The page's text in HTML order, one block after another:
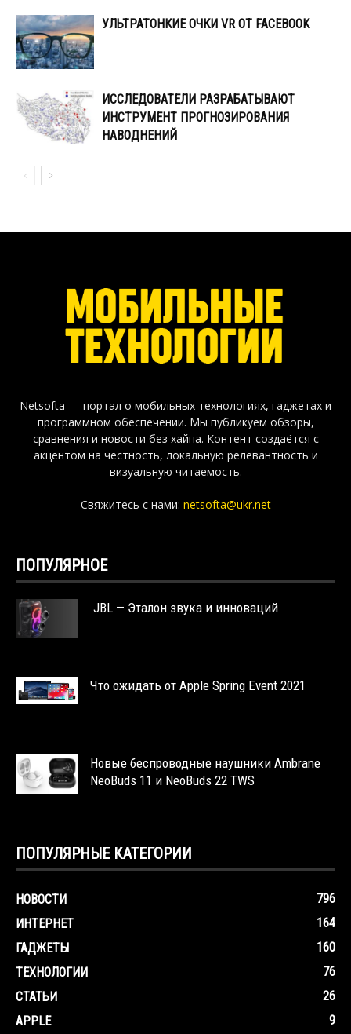
УЛЬТРАТОНКИЕ ОЧКИ VR ОТ FACEBOOK
ИССЛЕДОВАТЕЛИ РАЗРАБАТЫВАЮТ
ИНСТРУМЕНТ ПРОГНОЗИРОВАНИЯ
НАВОДНЕНИЙ
Netsofta — портал о мобильных технологиях, гаджетах и
программном обеспечении. Мы публикуем обзоры,
сравнения и новости без хайпа. Контент создаётся с
акцентом на честность, локальную релевантность и
визуальную читаемость.
Свяжитесь с нами: netsofta@ukr.net
ПОПУЛЯРНОЕ
JBL — Эталон звука и инноваций
Что ожидать от Apple Spring Event 2021
Новые беспроводные наушники Ambrane
NeoBuds 11 и NeoBuds 22 TWS
ПОПУЛЯРНЫЕ КАТЕГОРИИ
НОВОСТИ
796
ИНТЕРНЕТ
164
ГАДЖЕТЫ
160
ТЕХНОЛОГИИ
76
СТАТЬИ
26
APPLE
9